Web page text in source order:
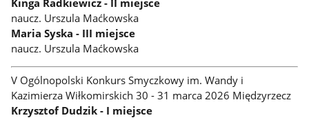
Kinga Radkiewicz - II miejsce
naucz. Urszula Maćkowska
Maria Syska - III miejsce
naucz. Urszula Maćkowska
V Ogólnopolski Konkurs Smyczkowy im. Wandy i
Kazimierza Wiłkomirskich 30 - 31 marca 2026 Międzyrzecz
Krzysztof Dudzik - I miejsce